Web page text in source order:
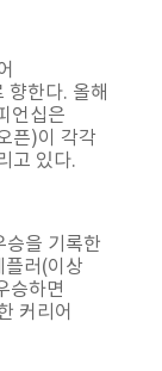
향한다. 올해
언십은
픈)이 각각
고 있다.
승을 기록한
플러(이상
승하면
커리어